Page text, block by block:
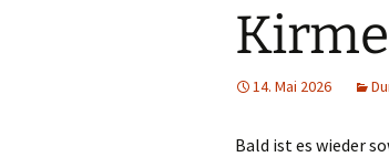
14. Mai 2026
Bald ist es wieder